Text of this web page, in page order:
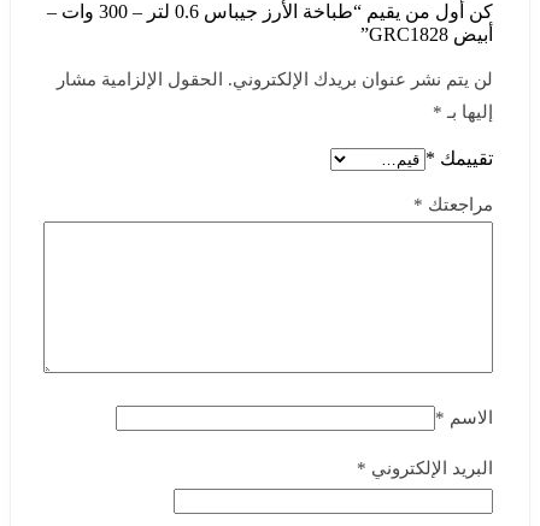
كن أول من يقيم “طباخة الأرز جيباس 0.6 لتر – 300 وات –
أبيض GRC1828”
لن يتم نشر عنوان بريدك الإلكتروني.
الحقول الإلزامية مشار
إليها بـ *
تقييمك *
مراجعتك *
الاسم *
البريد الإلكتروني *